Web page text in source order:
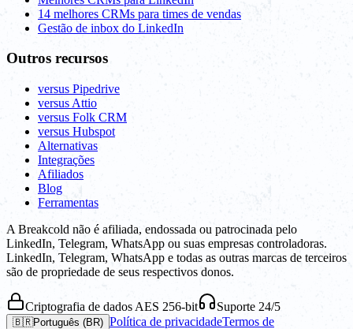
14 melhores CRMs para times de vendas
Gestão de inbox do LinkedIn
Outros recursos
versus Pipedrive
versus Attio
versus Folk CRM
versus Hubspot
Alternativas
Integrações
Afiliados
Blog
Ferramentas
A Breakcold não é afiliada, endossada ou patrocinada pelo
LinkedIn, Telegram, WhatsApp ou suas empresas controladoras.
LinkedIn, Telegram, WhatsApp e todas as outras marcas de terceiros
são de propriedade de seus respectivos donos.
Criptografia de dados AES 256-bit Suporte 24/5
🇧🇷Português (BR) Política de privacidadeTermos de